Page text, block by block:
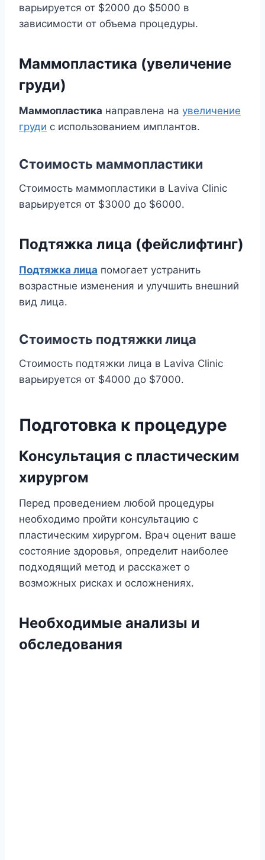
варьируется от $2000 до $5000 в
зависимости от объема процедуры.
Маммопластика (увеличение
груди)
Маммопластика направлена на увеличение
груди с использованием имплантов.
Стоимость маммопластики
Стоимость маммопластики в Laviva Clinic
варьируется от $3000 до $6000.
Подтяжка лица (фейслифтинг)
Подтяжка лица помогает устранить
возрастные изменения и улучшить внешний
вид лица.
Стоимость подтяжки лица
Стоимость подтяжки лица в Laviva Clinic
варьируется от $4000 до $7000.
Подготовка к процедуре
Консультация с пластическим
хирургом
Перед проведением любой процедуры
необходимо пройти консультацию с
пластическим хирургом. Врач оценит ваше
состояние здоровья, определит наиболее
подходящий метод и расскажет о
возможных рисках и осложнениях.
Необходимые анализы и
обследования